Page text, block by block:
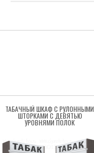
ТАБАЧНЫЙ ШКАФ С РУЛОННЫМИ
ШТОРКАМИ С ДЕВЯТЬЮ
УРОВНЯМИ ПОЛОК